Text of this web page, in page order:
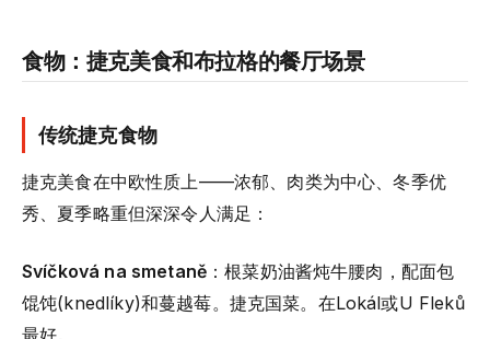
食物：捷克美食和布拉格的餐厅场景
传统捷克食物
捷克美食在中欧性质上——浓郁、肉类为中心、冬季优
秀、夏季略重但深深令人满足：
Svíčková na smetaně ：根菜奶油酱炖牛腰肉，配面包
馄饨(knedlíky)和蔓越莓。捷克国菜。在Lokál或U Fleků